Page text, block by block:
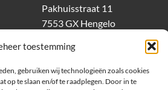
toestemming
gebruiken wij technologieën zoals cookies
op te slaan en/of te raadplegen. Door in te
Pakhuisstraat 11
7553 GX Hengelo
dixiholland@dixi.com
www.dixipolytool.com